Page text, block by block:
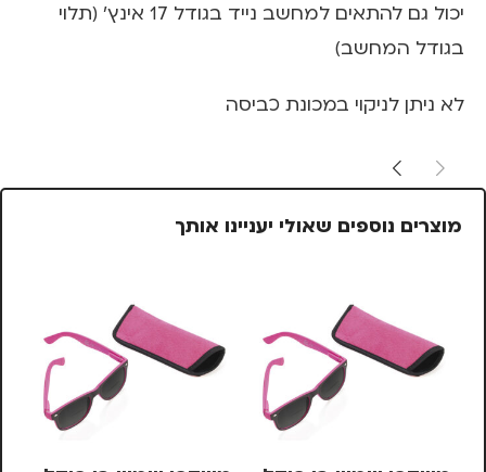
יכול גם להתאים למחשב נייד בגודל 17 אינץ' (תלוי
בגודל המחשב)
לא ניתן לניקוי במכונת כביסה
מוצרים נוספים שאולי יעניינו אותך